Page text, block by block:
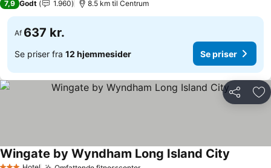
7,9 Godt 1.960 8.5 km til Centrum
Af 637 kr.
Se priser fra 12 hjemmesider Se priser
Del
Wingate by Wyndham Long Island City